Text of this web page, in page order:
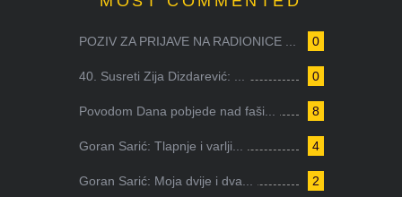
0
POZIV ZA PRIJAVE NA RADIONICE ...
0
40. Susreti Zija Dizdarević: ...
8
Povodom Dana pobjede nad faši...
4
Goran Sarić: Tlapnje i varlji...
2
Goran Sarić: Moja dvije i dva...